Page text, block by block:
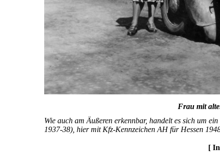
Frau mit
Wie auch am Äußeren erkennbar, handelt es sich um
1937-38), hier mit Kfz-Kennzeichen AH für Hessen
[